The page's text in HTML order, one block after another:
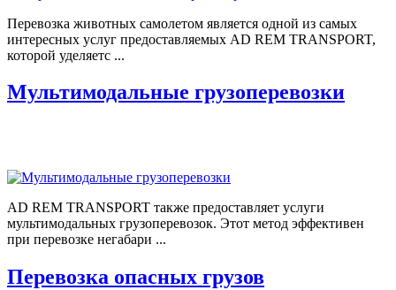
Перевозка животных самолетом является одной из самых
интересных услуг предоставляемых AD REM TRANSPORT,
которой уделяетс ...
Мультимодальные грузоперевозки
AD REM TRANSPORT также предоставляет услуги
мультимодальных грузоперевозок. Этот метод эффективен
при перевозке негабари ...
Перевозка опасных грузов